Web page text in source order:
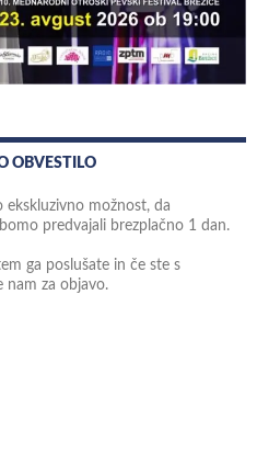
OBVESTILO
ekskluzivno možnost, da
predvajali brezplačno 1 dan.
ga poslušate in če ste s
nam za objavo.